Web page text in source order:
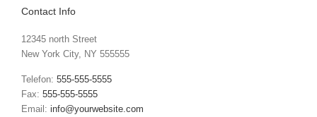
Contact Info
12345 north Street
New York City, NY 555555
Telefon: 555-555-5555
Fax: 555-555-5555
Email: info@yourwebsite.com